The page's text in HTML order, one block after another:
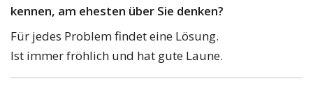
kennen, am ehesten über Sie denken?
Für jedes Problem findet eine Lösung.
Ist immer fröhlich und hat gute Laune.